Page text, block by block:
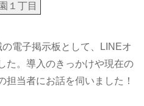
１丁目
電子掲示板として、LINEオ
た。導入のきっかけや現在の
当者にお話を伺いました！